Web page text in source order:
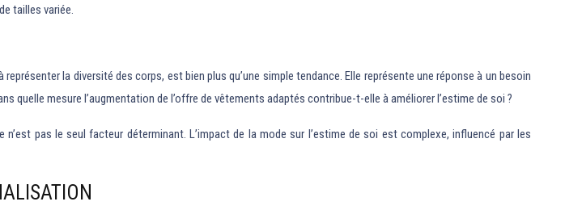
tailles variée.
la diversité des corps, est bien plus qu’une simple tendance. Elle représente une réponse à un besoin
mesure l’augmentation de l’offre de vêtements adaptés contribue-t-elle à améliorer l’estime de soi ?
pas le seul facteur déterminant. L’impact de la mode sur l’estime de soi est complexe, influencé par les